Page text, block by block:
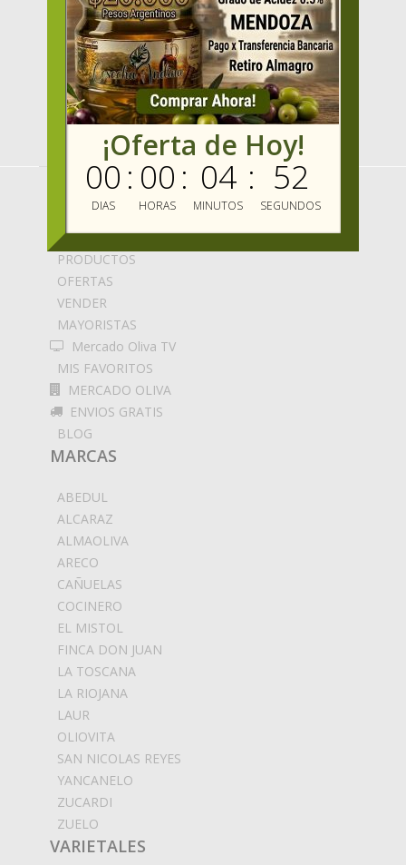
MENU
HOME
PRODUCTOS
OFERTAS
VENDER
MAYORISTAS
Mercado Oliva TV
MIS FAVORITOS
MERCADO OLIVA
ENVIOS GRATIS
BLOG
MARCAS
ABEDUL
ALCARAZ
ALMAOLIVA
ARECO
CAÑUELAS
COCINERO
EL MISTOL
FINCA DON JUAN
LA TOSCANA
LA RIOJANA
LAUR
OLIOVITA
SAN NICOLAS REYES
YANCANELO
ZUCARDI
ZUELO
VARIETALES
¡Oferta de Hoy!
00
DIAS
: 00
HORAS
: 04
MINUTOS
: 52
SEGUNDOS